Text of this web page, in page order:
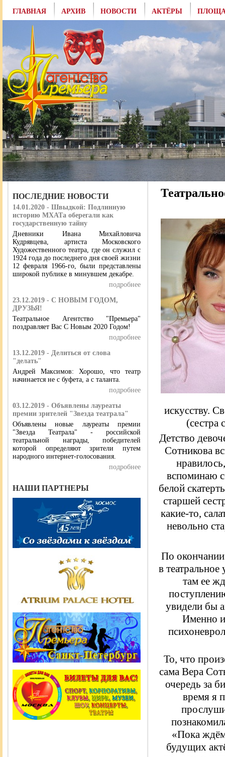
ГЛАВНАЯ АРХИВ НОВОСТИ АКТЁРЫ
ПОСЛЕДНИЕ НОВОСТИ
14.01.2020 - Швыдкой: Подлинную
историю МХАТа оберегали как
государственную тайну
Дневники Ивана Михайловича
Кудрявцева, артиста Московского
Художественного театра, где он служил с
1924 года до последнего дня своей жизни
12 февраля 1966-го, были представлены
широкой публике в минувшем декабре.
подробнее
23.12.2019 - С НОВЫМ ГОДОМ,
ДРУЗЬЯ!
Театральное Агентство "Премьера"
поздравляет Вас С Новым 2020 Годом!
подробнее
13.12.2019 - Делиться от слова
"делать"
Андрей Максимов: Хорошо, что театр
начинается не с буфета, а с таланта.
подробнее
03.12.2019 - Объявлены лауреаты
премии зрителей "Звезда театрала"
Объявлены новые лауреаты премии
"Звезда Театрала" - российской
театральной награды, победителей
которой определяют зрители путем
народного интернет-голосования.
подробнее
НАШИ ПАРТНЕРЫ
искусству.
(сестра
Детство
Сотникова
вспоминаю
белой
старшей
какие-то,
невольно
По
в
там ее
увидели бы
Именно
То, что
сама Вера
очередь за
время я
«Пока
будущих